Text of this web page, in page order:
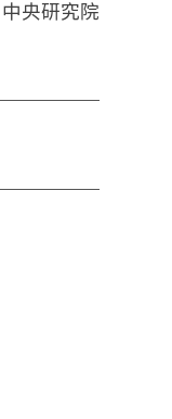
中央研究院